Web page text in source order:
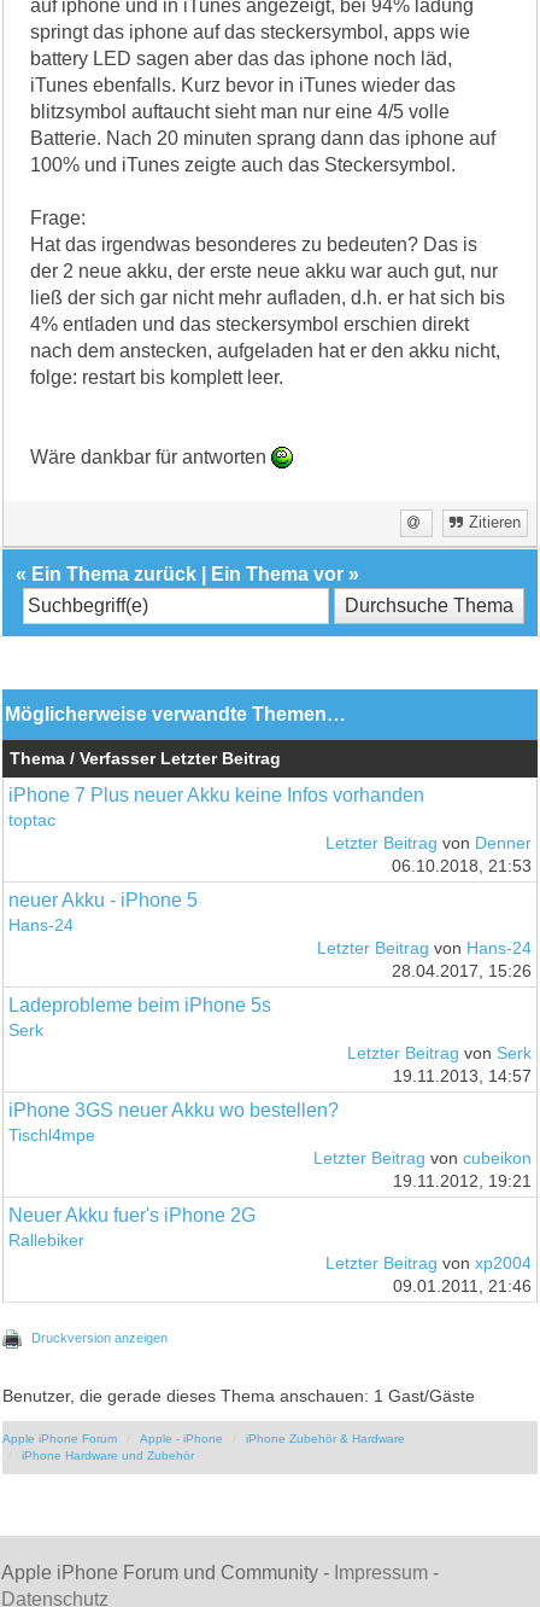
auf iphone und in iTunes angezeigt, bei 94% ladung
springt das iphone auf das steckersymbol, apps wie
battery LED sagen aber das das iphone noch läd,
iTunes ebenfalls. Kurz bevor in iTunes wieder das
blitzsymbol auftaucht sieht man nur eine 4/5 volle
Batterie. Nach 20 minuten sprang dann das iphone auf
100% und iTunes zeigte auch das Steckersymbol.
Frage:
Hat das irgendwas besonderes zu bedeuten? Das is
der 2 neue akku, der erste neue akku war auch gut, nur
ließ der sich gar nicht mehr aufladen, d.h. er hat sich bis
4% entladen und das steckersymbol erschien direkt
nach dem anstecken, aufgeladen hat er den akku nicht,
folge: restart bis komplett leer.
Wäre dankbar für antworten
Zitieren
« Ein Thema zurück Ein Thema vor »
Möglicherweise verwandte Themen…
Thema / Verfasser Letzter Beitrag
iPhone 7 Plus neuer Akku keine Infos vorhanden
toptac
Letzter Beitrag von Denner
06.10.2018, 21:53
neuer Akku - iPhone 5
Hans-24
Letzter Beitrag von Hans-24
28.04.2017, 15:26
Ladeprobleme beim iPhone 5s
Serk
Letzter Beitrag von Serk
19.11.2013, 14:57
iPhone 3GS neuer Akku wo bestellen?
Tischl4mpe
Letzter Beitrag von cubeikon
19.11.2012, 19:21
Neuer Akku fuer's iPhone 2G
Rallebiker
Letzter Beitrag von xp2004
09.01.2011, 21:46
Druckversion anzeigen
Benutzer, die gerade dieses Thema anschauen: 1 Gast/Gäste
Apple iPhone Forum Apple - iPhone
iPhone Zubehör & Hardware
iPhone Hardware und Zubehör
Apple iPhone Forum und Community - Impressum -
Datenschutz